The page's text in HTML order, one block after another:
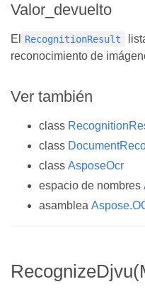
Valor_devuelto
El RecognitionResult
reconocimiento de
Ver también
class
class
class AsposeOcr
espacio de nombres
asamblea